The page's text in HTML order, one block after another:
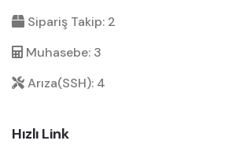
Sipariş Takip: 2
Muhasebe: 3
Arıza(SSH): 4
Hızlı Link